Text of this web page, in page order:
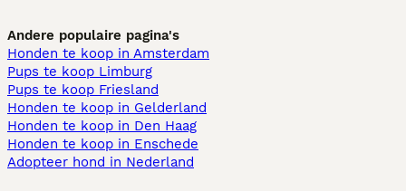
Andere populaire pagina's
Honden te koop in Amsterdam
Pups te koop Limburg​
Pups te koop Friesland​
Honden te koop in Gelderland
Honden te koop in Den Haag
Honden te koop in Enschede
Adopteer hond in Nederland